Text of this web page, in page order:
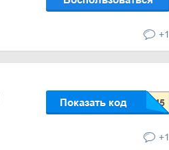
+1
Показать код
+1